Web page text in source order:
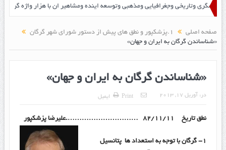
صفحه اصلی
1.پزشکپور و نطق های پیش از دستور شورای شهر گرگان
«شناساندن گرگان به ایران و جهان»
«شناساندن گرگان به ایران و جهان»
در: آوریل 17, 2013 Print ایمیل
نطق تاریخ ۸۲/۱۱/۱۱ ………………………….علیرضا پزشکپور
۱-
گرگان با توجه به استعداد ها پتانسیل